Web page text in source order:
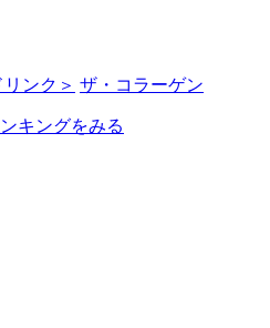
ンク＞ ザ・コラーゲン
キングをみる